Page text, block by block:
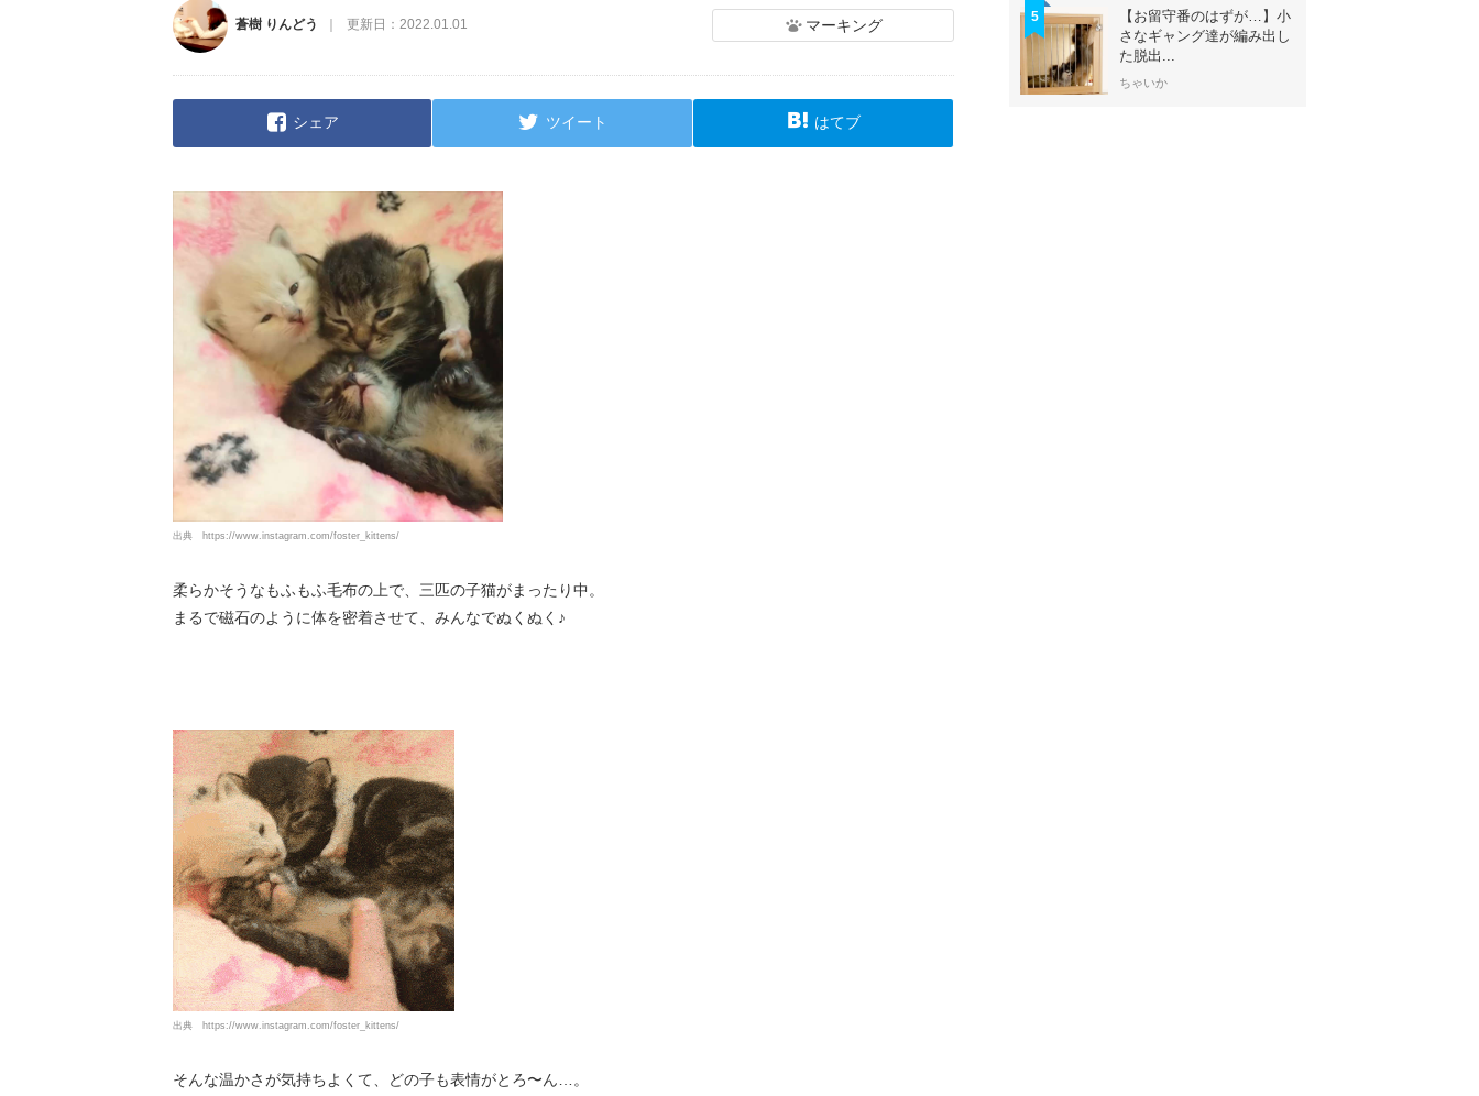
蒼樹 りんどう 更新日： 2022.01.01 マーキング
シェア ツイート はてブ
出典 https://www.instagram.com/foster_kittens/
柔らかそうなもふもふ毛布の上で、三匹の子猫がまったり中。
まるで磁石のように体を密着させて、みんなでぬくぬく♪
出典 https://www.instagram.com/foster_kittens/
そんな温かさが気持ちよくて、どの子も表情がとろ〜ん…。
5
【お留守番のはずが…】小
さなギャング達が編み出し
た脱出...
ちゃいか